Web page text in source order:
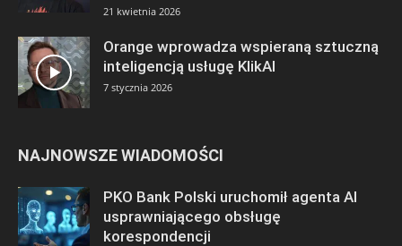
21 kwietnia 2026
Orange wprowadza wspieraną sztuczną
inteligencją usługę KlikAI
7 stycznia 2026
NAJNOWSZE WIADOMOŚCI
PKO Bank Polski uruchomił agenta AI
usprawniającego obsługę
korespondencji